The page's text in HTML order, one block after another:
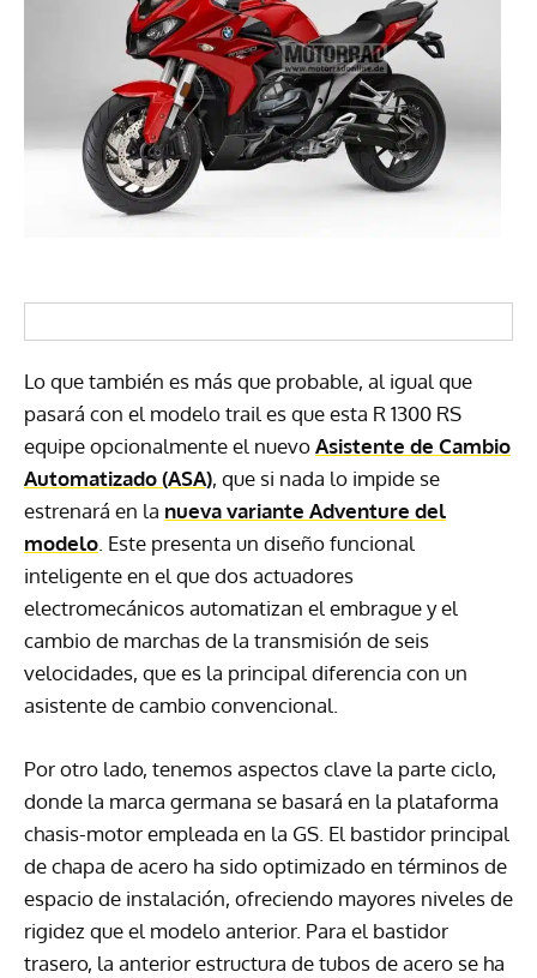
Lo que también es más que probable, al igual que
pasará con el modelo trail es que esta R 1300 RS
equipe opcionalmente el nuevoAsistente de Cambio
Automatizado (ASA), que si nada lo impide se
estrenará en la nueva variante Adventure del
modelo. Este presenta un diseño funcional
inteligente en el que dos actuadores
electromecánicos automatizan el embrague y el
cambio de marchas de la transmisión de seis
velocidades, que es la principal diferencia con un
asistente de cambio convencional.
Por otro lado, tenemos aspectos clave la parte ciclo,
donde la marca germana se basará en la plataforma
chasis-motor empleada en la GS. El bastidor principal
de chapa de acero ha sido optimizado en términos de
espacio de instalación, ofreciendo mayores niveles de
rigidez que el modelo anterior. Para el bastidor
trasero, la anterior estructura de tubos de acero se ha